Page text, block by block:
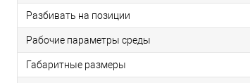
Разбивать на позиции
Рабочие параметры среды
Габаритные размеры